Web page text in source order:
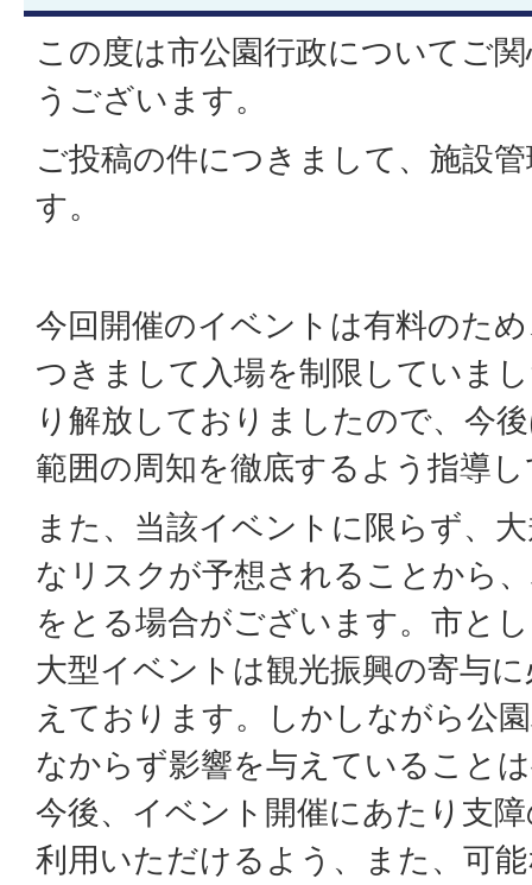
この度は市公園行政についてご
うございます。
ご投稿の件につきまして、施設
す。
今回開催のイベントは有料のた
つきまして入場を制限していま
り解放しておりましたので、今
範囲の周知を徹底するよう指導
また、当該イベントに限らず、
なリスクが予想されることから
をとる場合がございます。市と
大型イベントは観光振興の寄与
えております。しかしながら公
なからず影響を与えていること
今後、イベント開催にあたり支
利用いただけるよう、また、可